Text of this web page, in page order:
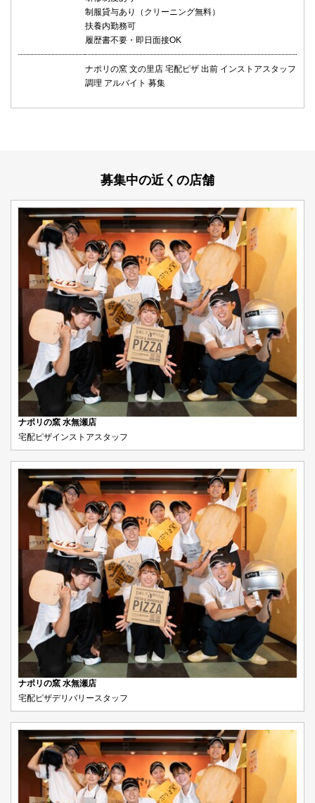
制服貸与あり（クリーニング無料）
扶養内勤務可
履歴書不要・即日面接OK
ナポリの窯 文の里店 宅配ピザ 出前 インストアスタッフ
調理 アルバイト 募集
募集中の近くの店舗
ナポリの窯 水無瀬店
宅配ピザインストアスタッフ
ナポリの窯 水無瀬店
宅配ピザデリバリースタッフ